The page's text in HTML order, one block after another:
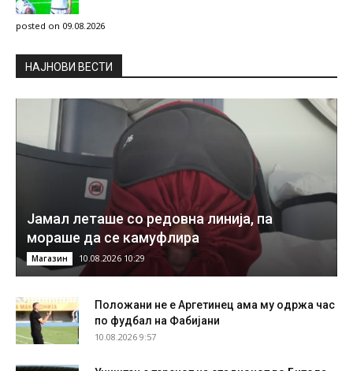
posted on 09.08.2026
НAЈНОВИ ВЕСТИ
Јамал леташе со редовна линија, па
мораше да се камуфлира
Магазин 10.08.2026 10:29
Положани не е Аргетинец ама му одржа час
по фудбал на Фабијани
10.08.2026 9:57